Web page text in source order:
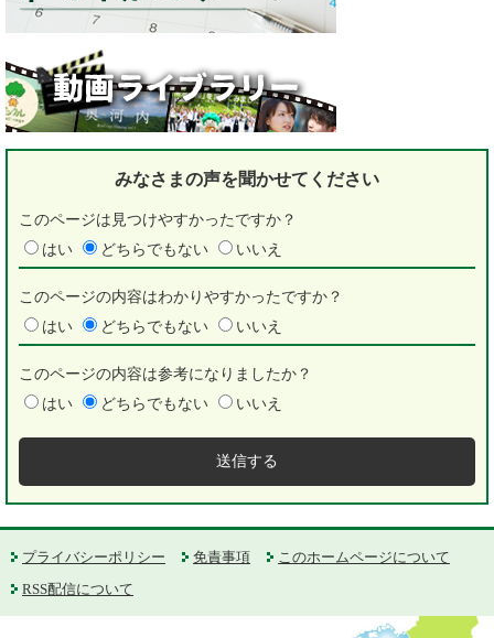
みなさまの声を聞かせてください
このページは見つけやすかったですか？
はい
どちらでもない いいえ
このページの内容はわかりやすかったですか？
はい
どちらでもない いいえ
このページの内容は参考になりましたか？
はい
どちらでもない いいえ
プライバシーポリシー 免責事項
このホームページについて
RSS配信について